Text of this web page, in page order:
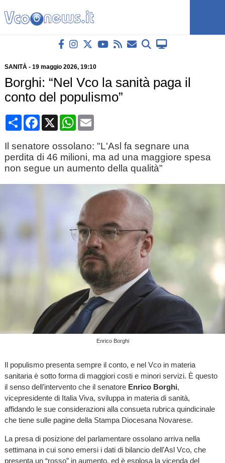
SANITÀ- 19 maggio 2026, 19:10
Borghi: “Nel Vco la sanità paga il
conto del populismo”
CondividiFacebook
X WhatsApp
Email
Il senatore ossolano: "L'Asl fa segnare una
perdita di 46 milioni, ma ad una maggiore spesa
non segue un aumento della qualità"
Enrico Borghi
Il populismo presenta sempre il conto, e nel Vco in materia
sanitaria è sotto forma di maggiori costi e minori servizi. È questo
il senso dell’intervento che il senatore Enrico Borghi,
vicepresidente di Italia Viva, sviluppa in materia di sanità,
affidando le sue considerazioni alla consueta rubrica quindicinale
che tiene sulle pagine della Stampa Diocesana Novarese.
La presa di posizione del parlamentare ossolano arriva nella
settimana in cui sono emersi i dati di bilancio dell’Asl Vco, che
presenta un “rosso” in aumento, ed è esplosa la vicenda del